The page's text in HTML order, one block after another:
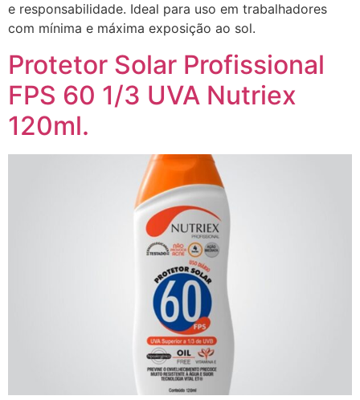
e responsabilidade. Ideal para uso em trabalhadores
com mínima e máxima exposição ao sol.
Protetor Solar Profissional
FPS 60 1/3 UVA Nutriex
120ml.